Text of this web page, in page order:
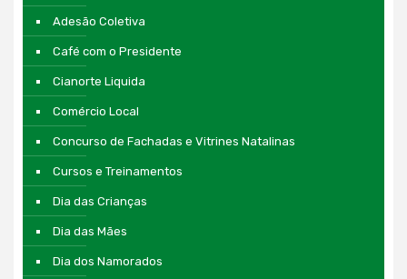
Adesão Coletiva
Café com o Presidente
Cianorte Liquida
Comércio Local
Concurso de Fachadas e Vitrines Natalinas
Cursos e Treinamentos
Dia das Crianças
Dia das Mães
Dia dos Namorados